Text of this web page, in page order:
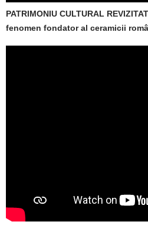
PATRIMONIU CULTURAL
fenomen fondator al ceramicii